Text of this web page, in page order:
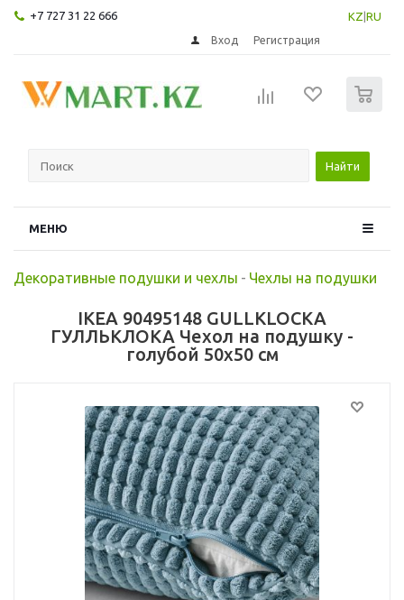
+7 727 31 22 666 KZ RU
Вход Регистрация
Найти
МЕНЮ
Декоративные подушки и чехлы - Чехлы на подушки
IKEA 90495148 GULLKLOCKA
ГУЛЛЬКЛОКА Чехол на подушку -
голубой 50x50 см